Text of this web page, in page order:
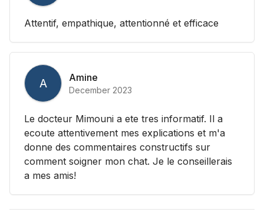
Attentif, empathique, attentionné et efficace
A Amine
December 2023
Le docteur Mimouni a ete tres informatif. Il a
ecoute attentivement mes explications et m'a
donne des commentaires constructifs sur
comment soigner mon chat. Je le conseillerais
a mes amis!